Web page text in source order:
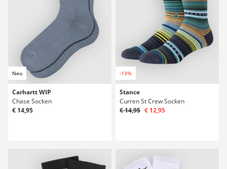
Neu
Carhartt WIP
Chase Socken
€ 14,95
-13%
Stance
Curren St Crew Socken
€ 14,95 € 12,95